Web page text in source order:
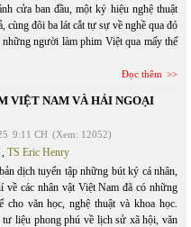
cửa ban đầu, một ký hiệu nghệ thuật
cùng đôi ba lát cắt tự sự về nghề qua đó
người làm phim Việt qua mấy thế
Đọc thêm
VIỆT NAM VÀ HẢI NGOẠI
9:11 CH (Xem: 12052)
, TS Eric Henry
dịch tuyển tập những bút ký cá nhân,
về các nhân vật Việt Nam đã có những
cho văn học, nghệ thuật và khoa học.
liệu phong phú về lịch sử xã hội, văn